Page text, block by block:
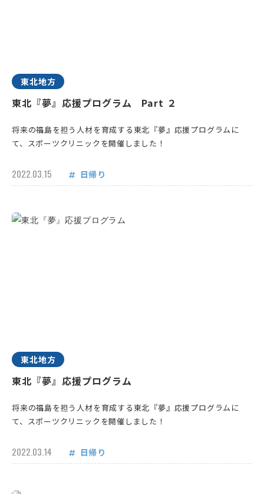
東北地方
東北『夢』応援プログラム Part ２
将来の福島を担う人材を育成する東北『夢』応援プログラムに
て、スポーツクリニックを開催しました！
2022.03.15 日帰り
東北地方
東北『夢』応援プログラム
将来の福島を担う人材を育成する東北『夢』応援プログラムに
て、スポーツクリニックを開催しました！
2022.03.14 日帰り